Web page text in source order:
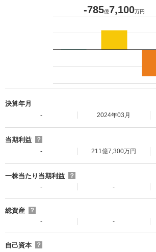
-785億7,100万円
決算年月
- 2024年03月
当期利益
？
-
211億7,300万円
一株当たり当期利益
？
-
-
総資産
？
-
-
自己資本
？